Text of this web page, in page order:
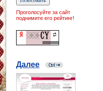
Проголосуйте за сайт
поднимите его рейтинг!
Далее